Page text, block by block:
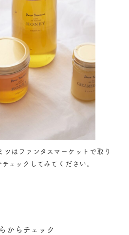
はファンタスマーケットで取り
ェックしてみてください。
からチェック